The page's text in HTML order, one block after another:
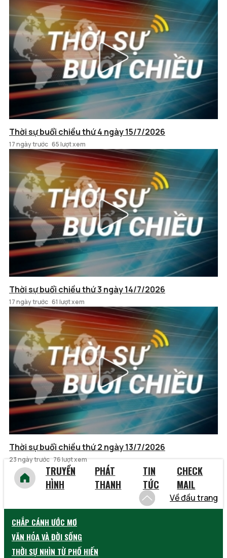
Thời sự buổi chiều thứ 4 ngày 15/7/2026
17 ngày trước 65 lượt xem
Thời sự buổi chiều thứ 3 ngày 14/7/2026
17 ngày trước 61 lượt xem
Thời sự buổi chiều thứ 2 ngày 13/7/2026
23 ngày trước 76 lượt xem
TRUYỀN
HÌNH
PHÁT
THANH
TIN
TỨC
CHECK
MAIL
Về đầu trang
CHẮP CÁNH ƯỚC MƠ
VĂN HÓA VÀ ĐỜI SỐNG
THỜI SỰ NHÌN TỪ PHỐ HIẾN